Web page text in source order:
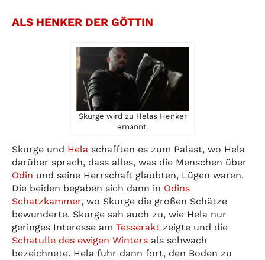
ALS HENKER DER GÖTTIN
Skurge wird zu Helas Henker
ernannt.
Skurge und Hela schafften es zum Palast, wo Hela
darüber sprach, dass alles, was die Menschen über
Odin und seine Herrschaft glaubten, Lügen waren.
Die beiden begaben sich dann in Odins
Schatzkammer, wo Skurge die großen Schätze
bewunderte. Skurge sah auch zu, wie Hela nur
geringes Interesse am Tesserakt zeigte und die
Schatulle des ewigen Winters als schwach
bezeichnete. Hela fuhr dann fort, den Boden zu